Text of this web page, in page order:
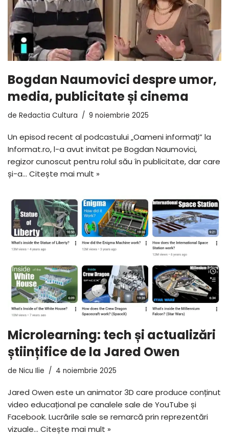
Bogdan Naumovici despre umor,
media, publicitate și cinema
de Redactia Cultura 9 noiembrie 2025
Un episod recent al podcastului „Oameni informați” la
Informat.ro, l-a avut invitat pe Bogdan Naumovici,
regizor cunoscut pentru rolul său în publicitate, dar care
și-a… Citește mai mult »
Microlearning: tech și actualizări
științifice de la Jared Owen
de Nicu Ilie 4 noiembrie 2025
Jared Owen este un animator 3D care produce conținut
video educațional pe canalele sale de YouTube și
Facebook. Lucrările sale se remarcă prin reprezentări
vizuale… Citește mai mult »